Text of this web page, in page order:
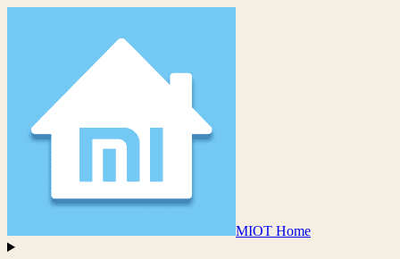
MIOT Home